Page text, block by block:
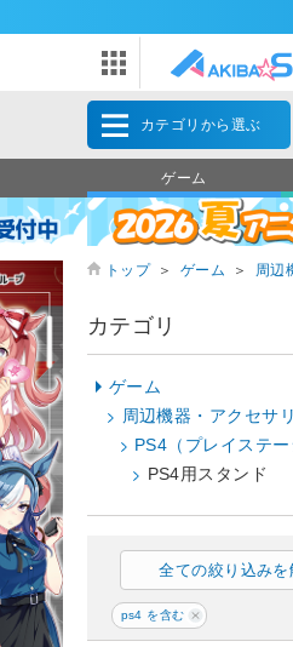
カテゴリから選ぶ
ゲーム
トップ ＞ ゲーム ＞ 周辺
カテゴリ
ゲーム
周辺機器・アクセサ
PS4（プレイステー
PS4用スタンド
全ての絞り込みを
ps4 を含む